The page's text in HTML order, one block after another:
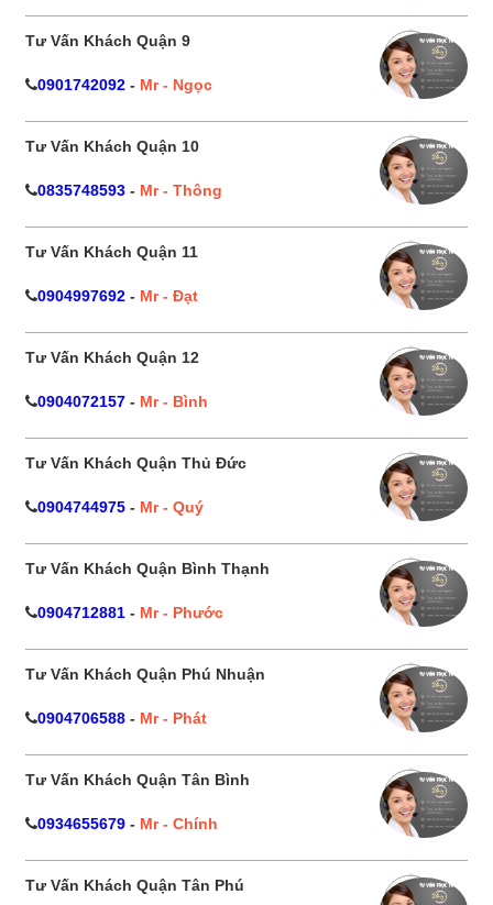
Tư Vấn Khách Quận 9
0901742092 - Mr - Ngọc
Tư Vấn Khách Quận 10
0835748593 - Mr - Thông
Tư Vấn Khách Quận 11
0904997692 - Mr - Đạt
Tư Vấn Khách Quận 12
0904072157 - Mr - Bình
Tư Vấn Khách Quận Thủ Đức
0904744975 - Mr - Quý
Tư Vấn Khách Quận Bình Thạnh
0904712881 - Mr - Phước
Tư Vấn Khách Quận Phú Nhuận
0904706588 - Mr - Phát
Tư Vấn Khách Quận Tân Bình
0934655679 - Mr - Chính
Tư Vấn Khách Quận Tân Phú